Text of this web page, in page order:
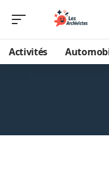
Activités